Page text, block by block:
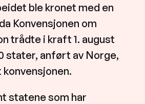
ble kronet med en
Konvensjonen om
trådte i kraft 1. august
stater, anført av Norge,
statene som har